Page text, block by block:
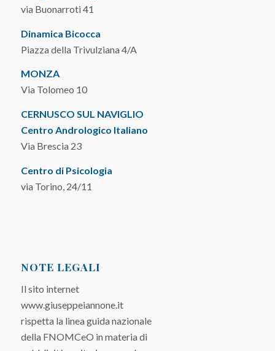
via Buonarroti 41
Dinamica Bicocca
Piazza della Trivulziana 4/A
MONZA
Via Tolomeo 10
CERNUSCO SUL NAVIGLIO
Centro Andrologico Italiano
Via Brescia 23
Centro di Psicologia
via Torino, 24/11
NOTE LEGALI
Il sito internet
www.giuseppeiannone.it
rispetta la linea guida nazionale
della FNOMCeO in materia di